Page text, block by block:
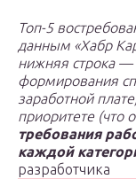
Топ-5
данным «Хабр
нижняя строка —
формирования
заработной
приоритете (что
требования
каждой
разработчика